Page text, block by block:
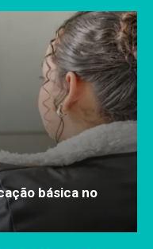
básica no